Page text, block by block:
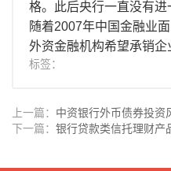
格。此后央行一直没有进
随着2007年中国金融业
外资金融机构希望承销企
标签：
上一篇： 中资银行外币债券投资
下一篇：银行贷款类信托理财产